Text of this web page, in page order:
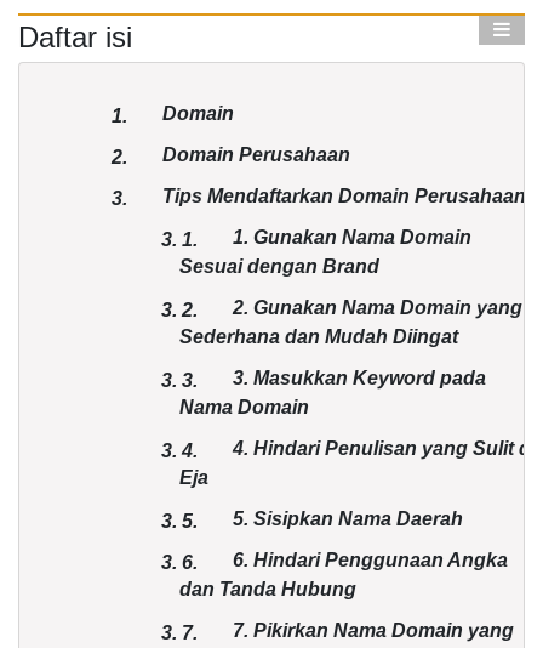
Daftar isi
1. Domain
2. Domain Perusahaan
3. Tips Mendaftarkan Domain Perusahaan
3. 1.
1. Gunakan Nama Domain
Sesuai dengan Brand
3. 2.
2. Gunakan Nama Domain yang
Sederhana dan Mudah Diingat
3. 3.
3. Masukkan Keyword pada
Nama Domain
3.4.
4. Hindari Penulisan yang Sulit di
Eja
3. 5. 5. Sisipkan Nama Daerah
3. 6.
6. Hindari Penggunaan Angka
dan Tanda Hubung
3. 7.
7. Pikirkan Nama Domain yang